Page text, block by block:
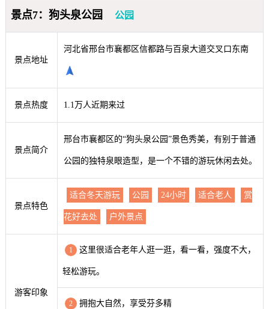
景点7：狗头泉公园 公园
景点地址
河北省邢台市襄都区信都路与百泉大道交叉口东南
景点热度 1.1万人近期来过
景点简介
邢台市襄都区的“狗头泉公园”景色秀美，有别于普通
公园的独特泉眼造型，是一个不错的游玩休闲去处。
景点特色
适合冬天游玩 公园 24小时 适合老人 赏
花好去处 户外景点
游客印象
1 这里很适合老年人逛一逛，看一看，强度不大，
轻松游玩。
2 拥抱大自然，享受芬多精